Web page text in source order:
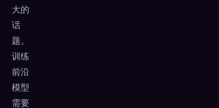
大的
话
题。
训练
前沿
模型
需要